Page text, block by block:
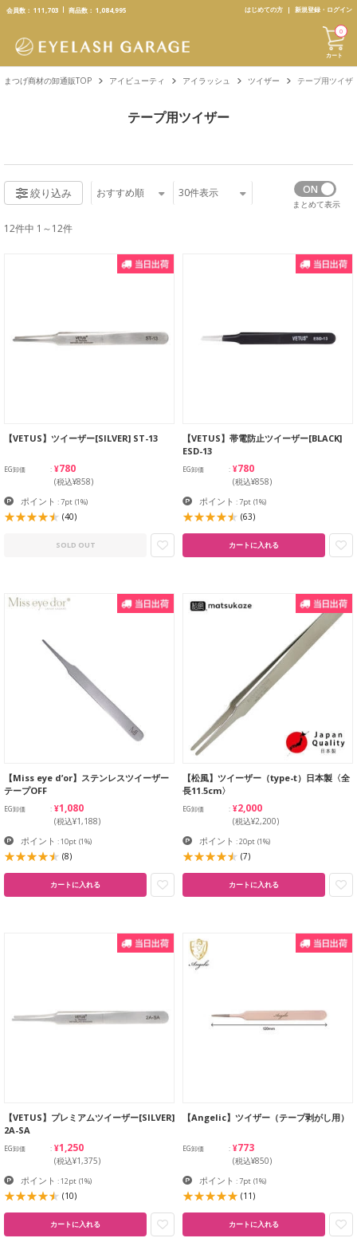
text.skipToContent
text.skipToNavigation
会員数： 111,703 商品数： 1,084,995 はじめての方 新規登録・ログイン
カート
0
まつげ商材の卸通販TOP アイビューティ アイラッシュ ツイザー テープ用ツイザ
テープ用ツイザー
絞り込み おすすめ順 30件表示
まとめて表示
12件中 1～12件
【VETUS】ツイーザー[SILVER] ST-13
EG卸価 ¥780
(税込¥858)
ポイント : 7pt (1%)
(40)
SOLD OUT
【VETUS】帯電防止ツイーザー[BLACK]
ESD-13
EG卸価 ¥780
(税込¥858)
ポイント : 7pt (1%)
(63)
カートに入れる
【Miss eye d’or】ステンレスツイーザー
テープOFF
EG卸価 ¥1,080
(税込¥1,188)
ポイント : 10pt (1%)
(8)
カートに入れる
【松風】ツイーザー（type-t）日本製〈全
長11.5cm〉
EG卸価 ¥2,000
(税込¥2,200)
ポイント : 20pt (1%)
(7)
カートに入れる
【VETUS】プレミアムツイーザー[SILVER]
2A-SA
EG卸価 ¥1,250
(税込¥1,375)
ポイント : 12pt (1%)
(10)
カートに入れる
【Angelic】ツイザー（テープ剥がし用）
EG卸価 ¥773
(税込¥850)
ポイント : 7pt (1%)
(11)
カートに入れる